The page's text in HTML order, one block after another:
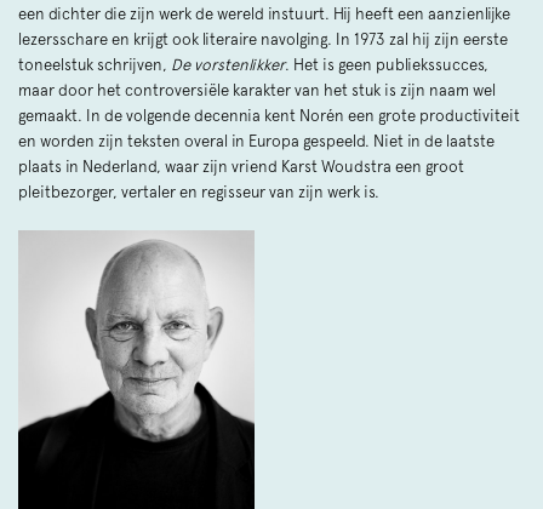
een dichter die zijn werk de wereld instuurt. Hij heeft een aanzienlijke
lezersschare en krijgt ook literaire navolging. In 1973 zal hij zijn eerste
toneelstuk schrijven, De vorstenlikker. Het is geen publiekssucces,
maar door het controversiële karakter van het stuk is zijn naam wel
gemaakt. In de volgende decennia kent Norén een grote productiviteit
en worden zijn teksten overal in Europa gespeeld. Niet in de laatste
plaats in Nederland, waar zijn vriend Karst Woudstra een groot
pleitbezorger, vertaler en regisseur van zijn werk is.